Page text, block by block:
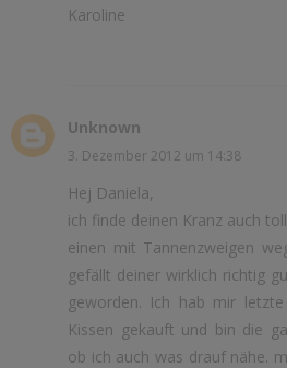
Karoline
Unknown
3. Dezember 2012 um 14:38
Hej Daniela,
ich finde deinen Kranz auch
einen mit Tannenzweigen
gefällt deiner wirklich richtig
geworden. Ich hab mir
Kissen gekauft und bin die
ob ich auch was drauf nähe.